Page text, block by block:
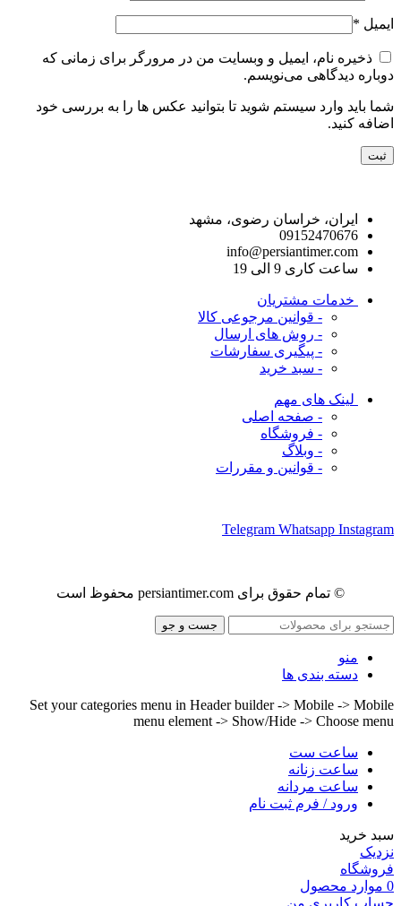
ایمیل *
ذخیره نام، ایمیل و وبسایت من در مرورگر برای زمانی که
دوباره دیدگاهی می‌نویسم.
شما باید وارد سیستم شوید تا بتوانید عکس ها را به بررسی خود
اضافه کنید.
ایران، خراسان رضوی، مشهد
09152470676
info@persiantimer.com
ساعت کاری 9 الی 19
خدمات مشتریان
- قوانین مرجوعی کالا
- روش های ارسال
- پیگیری سفارشات
- سبد خرید
لینک های مهم
- صفحه اصلی
- فروشگاه
- وبلاگ
- قوانین و مقررات
Telegram Whatsapp Instagram
© تمام حقوق برای persiantimer.com محفوظ است
جست و جو
منو
دسته بندی ها
Set your categories menu in Header builder -> Mobile -> Mobile
menu element -> Show/Hide -> Choose menu
ساعت ست
ساعت زنانه
ساعت مردانه
ورود / فرم ثبت نام
سبد خرید
نزدیک
فروشگاه
0 موارد محصول